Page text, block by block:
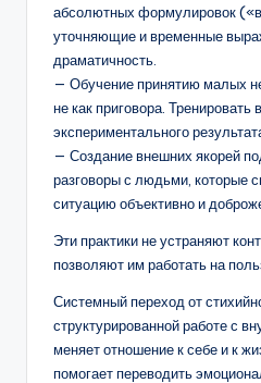
абсолютных формулировок
уточняющие и временные
драматичность.
— Обучение принятию малых
не как приговора. Тренировать
экспериментального
— Создание внешних якорей
разговоры с людьми, которые
ситуацию объективно и
Эти практики не устраняют
позволяют им работать на
Системный переход от
структурированной работе с
меняет отношение к себе и к
помогает переводить